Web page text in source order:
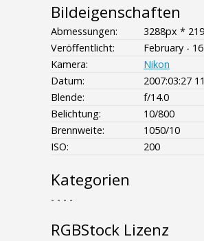
Bildeigenschaften
Abmessungen:
3288px *
Veröffentlicht:
February -
Kamera:
Nikon
Datum:
2007:03:27
Blende:
f/14.0
Belichtung:
10/800
Brennweite:
1050/10
ISO:
200
Kategorien
- - - -
RGBStock Lizenz